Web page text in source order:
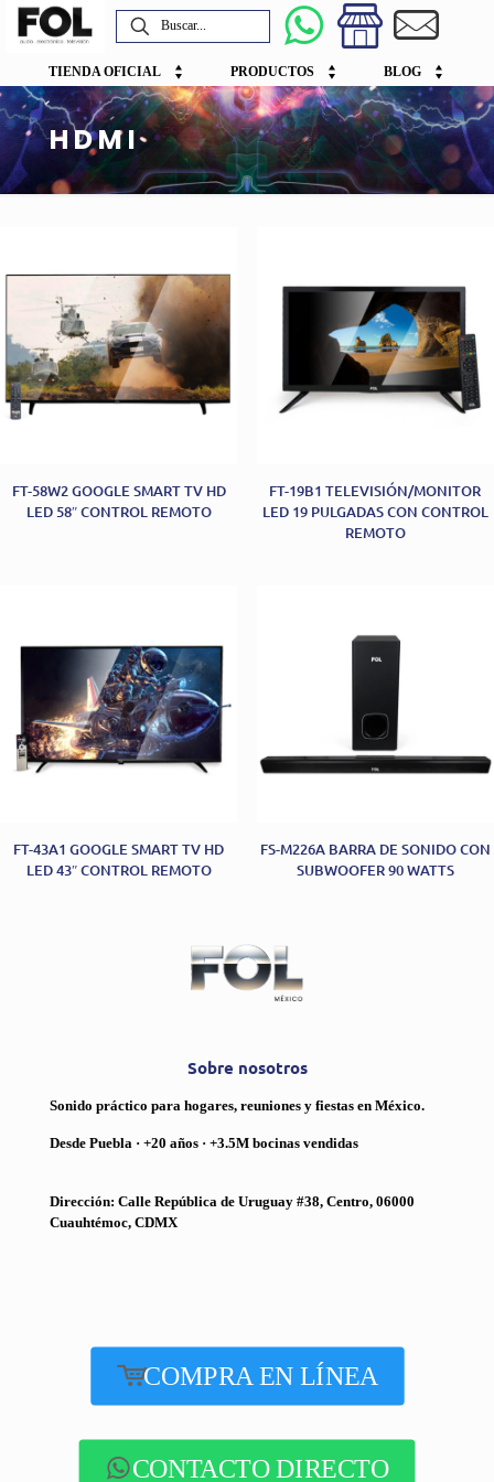
TIENDA OFICIAL PRODUCTOS BLOG
HDMI
FT-58W2 GOOGLE SMART TV HD
LED 58″ CONTROL REMOTO
FT-19B1 TELEVISIÓN/MONITOR
LED 19 PULGADAS CON CONTROL
REMOTO
FT-43A1 GOOGLE SMART TV HD
LED 43″ CONTROL REMOTO
FS-M226A BARRA DE SONIDO CON
SUBWOOFER 90 WATTS
Sobre nosotros
Sonido práctico para hogares, reuniones y fiestas en México.
Desde Puebla · +20 años · +3.5M bocinas vendidas
Dirección: Calle República de Uruguay #38, Centro, 06000
Cuauhtémoc, CDMX
COMPRA EN LÍNEA
CONTACTO DIRECTO